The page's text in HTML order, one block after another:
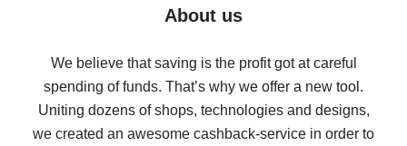
Five ways to get the most cash back on AliExpress
back
10% cash back on AliExpress - the impossible is
possible
The best cash back on AliExpress - how to find it
About us
We believe that saving is the profit got at careful
spending of funds. That’s why we offer a new tool.
Uniting dozens of shops, technologies and designs,
we created an awesome cashback-service in order to